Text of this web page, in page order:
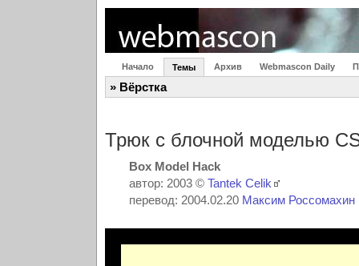
Начало Темы Архив Webmascon Daily
» Вёрстка
Трюк с блочной моделью
Box Model Hack
автор: 2003 © Tantek Celik
перевод: 2004.02.20 Максим Россомахин